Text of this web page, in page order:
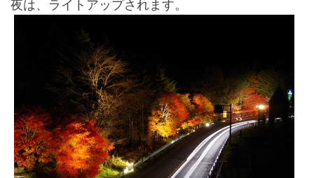
夜は、ライトアップされます。